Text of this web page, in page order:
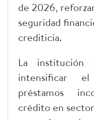
de 2026,
seguridad
crediticia.
La institución
intensificar
préstamos
crédito en